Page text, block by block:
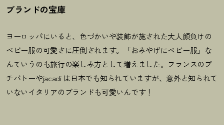
ブランドの宝庫
ヨーロッパにいると、色づかいや装飾が施された大人顔負けの
ベビー服の可愛さに圧倒されます。「おみやげにベビー服」な
んていうのも旅行の楽しみ方として増えました。フランスのプ
チバトーやjacadi は日本でも知られていますが、意外と知られて
いないイタリアのブランドも可愛いんです！